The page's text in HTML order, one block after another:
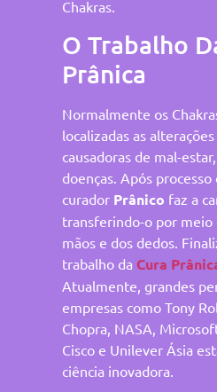
Chakras.
O Trabalho
Prânica
Normalmente os
localizadas as
causadoras de mal-
doenças. Após
curador Prânico faz a
transferindo-o por meio
mãos e dos dedos.
trabalho da Cura
Atualmente, grandes
empresas como Tony
Chopra, NASA,
Cisco e Unilever Ásia
ciência inovadora.